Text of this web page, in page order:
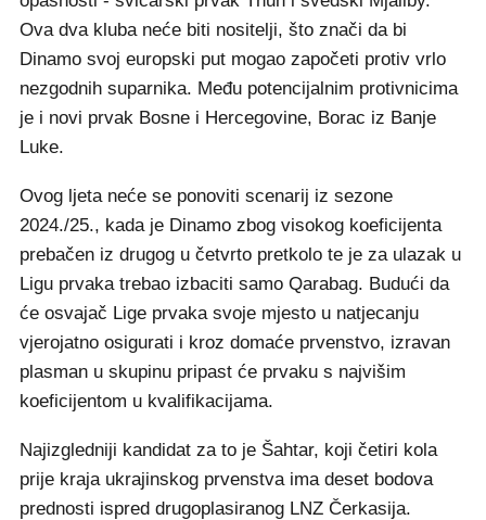
Ova dva kluba neće biti nositelji, što znači da bi
Dinamo svoj europski put mogao započeti protiv vrlo
nezgodnih suparnika. Među potencijalnim protivnicima
je i novi prvak Bosne i Hercegovine, Borac iz Banje
Luke.
Ovog ljeta neće se ponoviti scenarij iz sezone
2024./25., kada je Dinamo zbog visokog koeficijenta
prebačen iz drugog u četvrto pretkolo te je za ulazak u
Ligu prvaka trebao izbaciti samo Qarabag. Budući da
će osvajač Lige prvaka svoje mjesto u natjecanju
vjerojatno osigurati i kroz domaće prvenstvo, izravan
plasman u skupinu pripast će prvaku s najvišim
koeficijentom u kvalifikacijama.
Najizgledniji kandidat za to je Šahtar, koji četiri kola
prije kraja ukrajinskog prvenstva ima deset bodova
prednosti ispred drugoplasiranog LNZ Čerkasija.